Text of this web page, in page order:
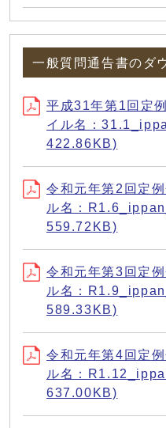
一般質問通告書のダ
平成31年第1回定
イル名：
422.86KB)
令和元年第2回定
ル名：
559.72KB)
令和元年第3回定
ル名：
589.33KB)
令和元年第4回定
ル名：
637.00KB)